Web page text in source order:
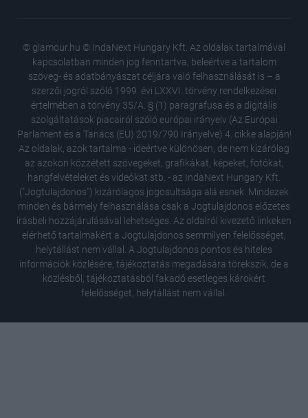
© glamour.hu © IndaNext Hungary Kft. Az oldalak tartalmával
kapcsolatban minden jog fenntartva, beleértve a tartalom
szöveg- és adatbányászat céljára való felhasználását is – a
szerzői jogról szóló 1999. évi LXXVI. törvény rendelkezései
értelmében a törvény 35/A. § (1) paragrafusa és a digitális
szolgáltatások piacairól szóló európai irányelv (Az Európai
Parlament és a Tanács (EU) 2019/790 Irányelve) 4. cikke alapján!
Az oldalak, azok tartalma - ideértve különösen, de nem kizárólag
az azokon közzétett szövegeket, grafikákat, képeket, fotókat,
hangfelvételeket és videókat stb. - az IndaNext Hungary Kft.
("Jogtulajdonos") kizárólagos jogosultsága alá esnek. Mindezek
minden és bármely felhasználása csak a Jogtulajdonos előzetes
írásbeli hozzájárulásával lehetséges. Az oldalról kivezető linkeken
elérhető tartalmakért a Jogtulajdonos semmilyen felelősséget,
helytállást nem vállal. A Jogtulajdonos pontos és hiteles
információk közlésére, tájékoztatás megadására törekszik, de a
közlésből, tájékoztatásból fakadó esetleges károkért
felelősséget, helytállást nem vállal.